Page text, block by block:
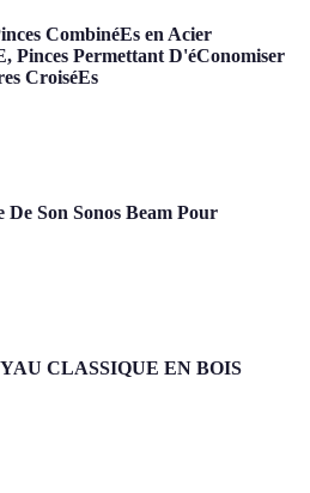
CombinéEs en Acier
Pinces Permettant D'éConomiser
CroiséEs
Son Sonos Beam Pour
CLASSIQUE EN BOIS